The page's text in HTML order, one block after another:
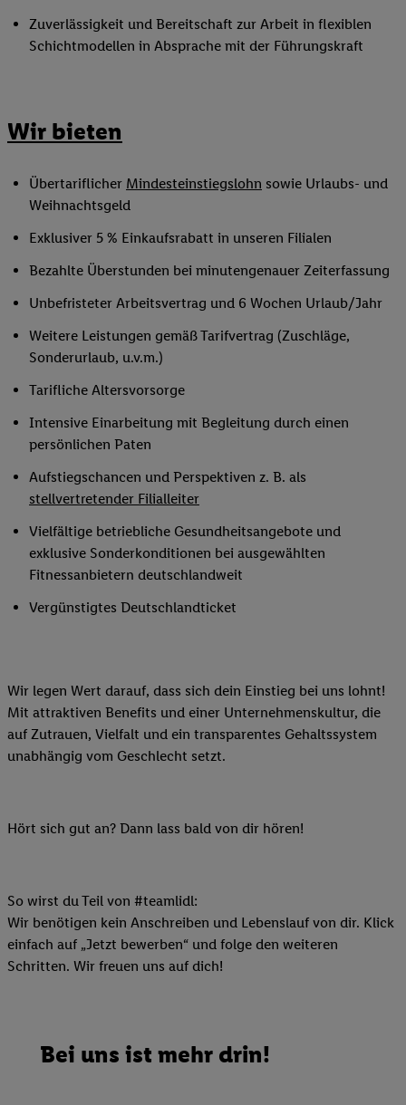
Zuverlässigkeit und Bereitschaft zur Arbeit in flexiblen
Schichtmodellen in Absprache mit der Führungskraft
Wir bieten
Übertariflicher Mindesteinstiegslohn sowie Urlaubs- und
Weihnachtsgeld
Exklusiver 5 % Einkaufsrabatt in unseren Filialen
Bezahlte Überstunden bei minutengenauer Zeiterfassung
Unbefristeter Arbeitsvertrag und 6 Wochen Urlaub/Jahr
Weitere Leistungen gemäß Tarifvertrag (Zuschläge,
Sonderurlaub, u.v.m.)
Tarifliche Altersvorsorge
Intensive Einarbeitung mit Begleitung durch einen
persönlichen Paten
Aufstiegschancen und Perspektiven z. B. als
stellvertretender Filialleiter
Vielfältige betriebliche Gesundheitsangebote und
exklusive Sonderkonditionen bei ausgewählten
Fitnessanbietern deutschlandweit
Vergünstigtes Deutschlandticket
Wir legen Wert darauf, dass sich dein Einstieg bei uns lohnt!
Mit attraktiven Benefits und einer Unternehmenskultur, die
auf Zutrauen, Vielfalt und ein transparentes Gehaltssystem
unabhängig vom Geschlecht setzt.
Hört sich gut an? Dann lass bald von dir hören!
So wirst du Teil von #teamlidl:
Wir benötigen kein Anschreiben und Lebenslauf von dir. Klick
einfach auf „Jetzt bewerben“ und folge den weiteren
Schritten. Wir freuen uns auf dich!
Bei uns ist mehr drin!